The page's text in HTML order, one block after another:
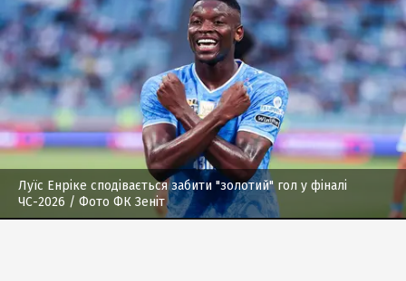
Луїс Енріке сподівається забити "золотий" гол у фіналі
ЧС-2026 / Фото ФК Зеніт